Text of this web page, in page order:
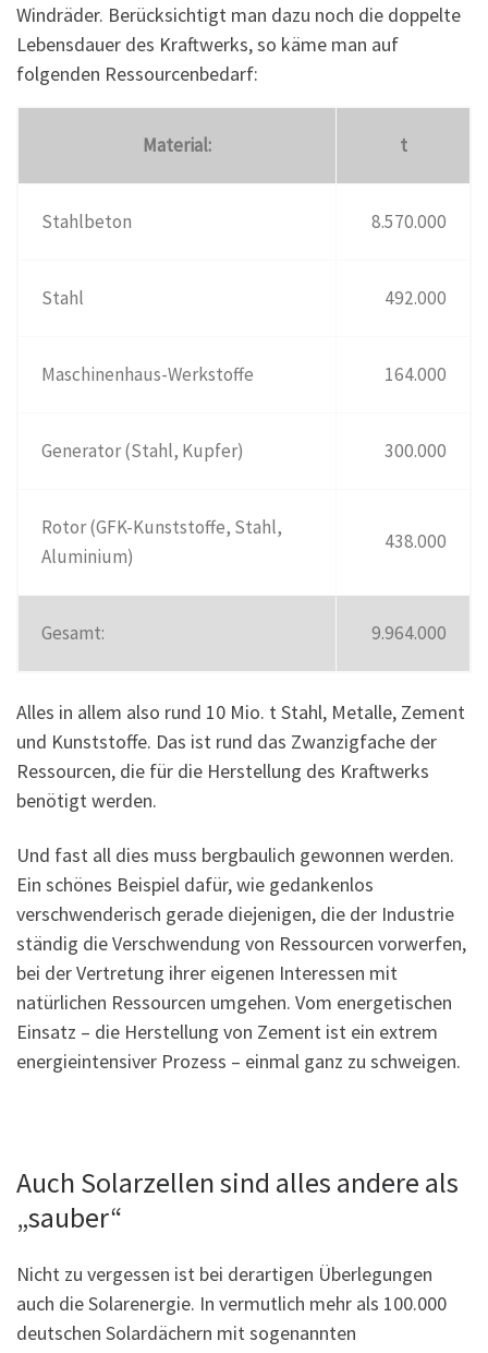
Windräder. Berücksichtigt man dazu noch die doppelte
Lebensdauer des Kraftwerks, so käme man auf
folgenden Ressourcenbedarf:
Material: t
Stahlbeton 8.570.000
Stahl 492.000
Maschinenhaus-Werkstoffe 164.000
Generator (Stahl, Kupfer) 300.000
Rotor (GFK-Kunststoffe, Stahl,
Aluminium)
438.000
Gesamt: 9.964.000
Alles in allem also rund 10 Mio. t Stahl, Metalle, Zement
und Kunststoffe. Das ist rund das Zwanzigfache der
Ressourcen, die für die Herstellung des Kraftwerks
benötigt werden.
Und fast all dies muss bergbaulich gewonnen werden.
Ein schönes Beispiel dafür, wie gedankenlos
verschwenderisch gerade diejenigen, die der Industrie
ständig die Verschwendung von Ressourcen vorwerfen,
bei der Vertretung ihrer eigenen Interessen mit
natürlichen Ressourcen umgehen. Vom energetischen
Einsatz – die Herstellung von Zement ist ein extrem
energieintensiver Prozess – einmal ganz zu schweigen.
Auch Solarzellen sind alles andere als
„sauber“
Nicht zu vergessen ist bei derartigen Überlegungen
auch die Solarenergie. In vermutlich mehr als 100.000
deutschen Solardächern mit sogenannten